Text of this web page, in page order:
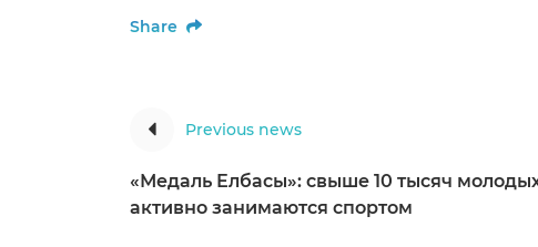
Share
Previous news
«Медаль Елбасы»: свыше 10 тысяч
активно занимаются спортом